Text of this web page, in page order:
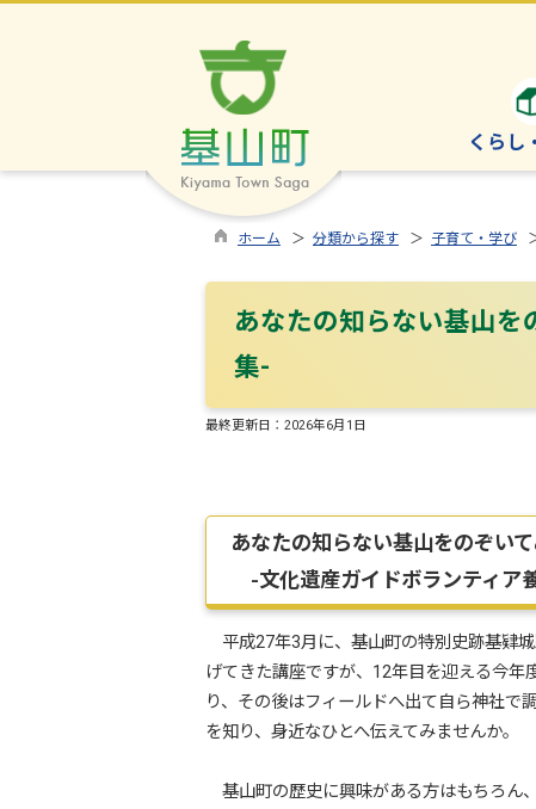
くらし
ホーム ＞ 分類から探す ＞ 子育て・学び
あなたの知らない基山
集-
最終更新日： 2026年6月1日
あなたの知らない基山をのぞい
-文化遺産ガイドボランティア
平成27年3月に、基山町の特別史跡基肄
げてきた講座ですが、12年目を迎える今
り、その後はフィールドへ出て自ら神社で
を知り、身近なひとへ伝えてみませんか。
基山町の歴史に興味がある方はもちろん